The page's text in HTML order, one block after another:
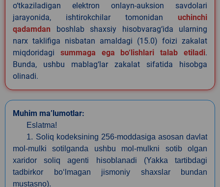
o‘tkaziladigan elektron onlayn-auksion savdolari
jarayonida, ishtirokchilar tomonidan uchinchi
qadamdan boshlab shaxsiy hisobvarag‘ida ularning
narx taklifiga nisbatan amaldagi (15.0) foizi zakalat
miqdoridagi summaga ega bo‘lishlari talab etiladi.
Bunda, ushbu mablag‘lar zakalat sifatida hisobga
olinadi.
Muhim ma’lumotlar:
Eslatma!
1. Soliq kodeksining 256-moddasiga asosan davlat
mol-mulki sotilganda ushbu mol-mulkni sotib olgan
xaridor soliq agenti hisoblanadi (Yakka tartibdagi
tadbirkor bo‘lmagan jismoniy shaxslar bundan
mustasno).